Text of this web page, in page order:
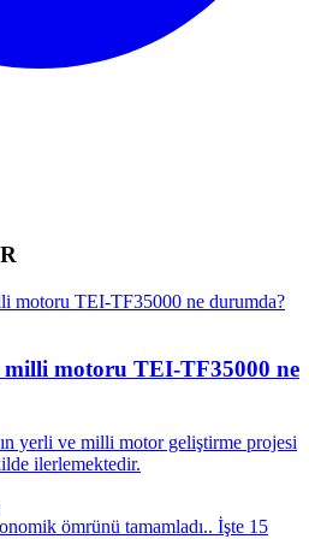
milli motoru TEI-TF35000 ne
yerli ve milli motor geliştirme projesi
ilerlemektedir.